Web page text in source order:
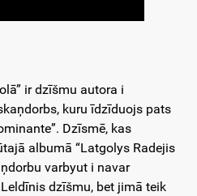
ir dzīšmu autora i
kuru īdzīduojs pats
Dzīsmē, kas
albumā “Latgolys Radejis
varbyut i navar
dzīšmu, bet jimā teik